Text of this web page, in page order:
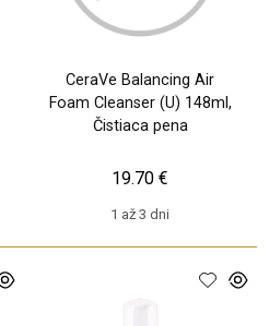
CeraVe Balancing Air
Foam Cleanser (U) 148ml,
Čistiaca pena
1 až 3 dni
19.70 €